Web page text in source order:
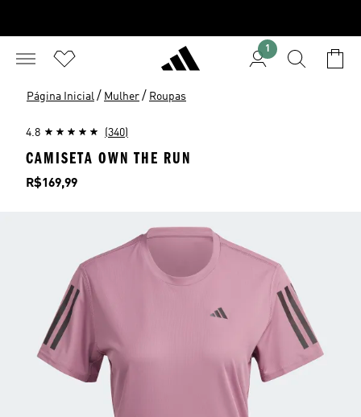
1
Página Inicial / Mulher / Roupas
4.8 (340)
CAMISETA OWN THE RUN
Preço
R$169,99